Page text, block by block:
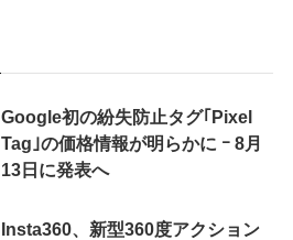
Google初の紛失防止タグ｢Pixel
Tag｣の価格情報が明らかに ｰ 8月
13日に発表へ
Insta360、新型360度アクション